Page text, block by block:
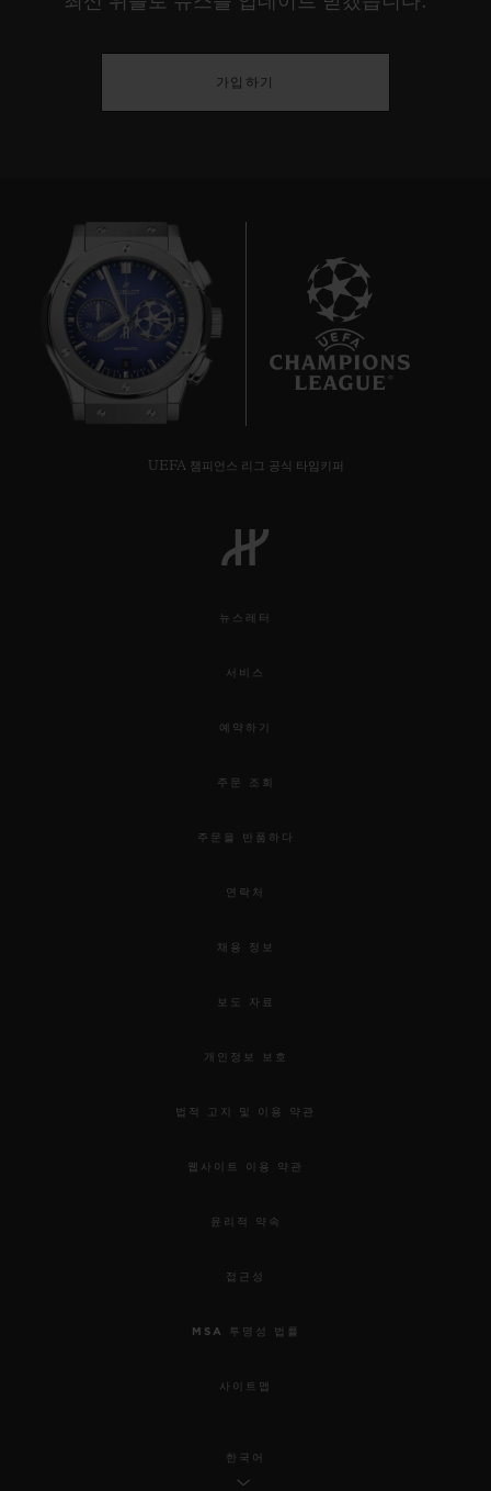
가입하기
UEFA 챔피언스 리그 공식 타임키퍼
뉴스레터
서비스
예약하기
주문 조회
주문을 반품하다
연락처
채용 정보
보도 자료
개인정보 보호
법적 고지 및 이용 약관
웹사이트 이용 약관
윤리적 약속
접근성
MSA 투명성 법률
사이트맵
한국어